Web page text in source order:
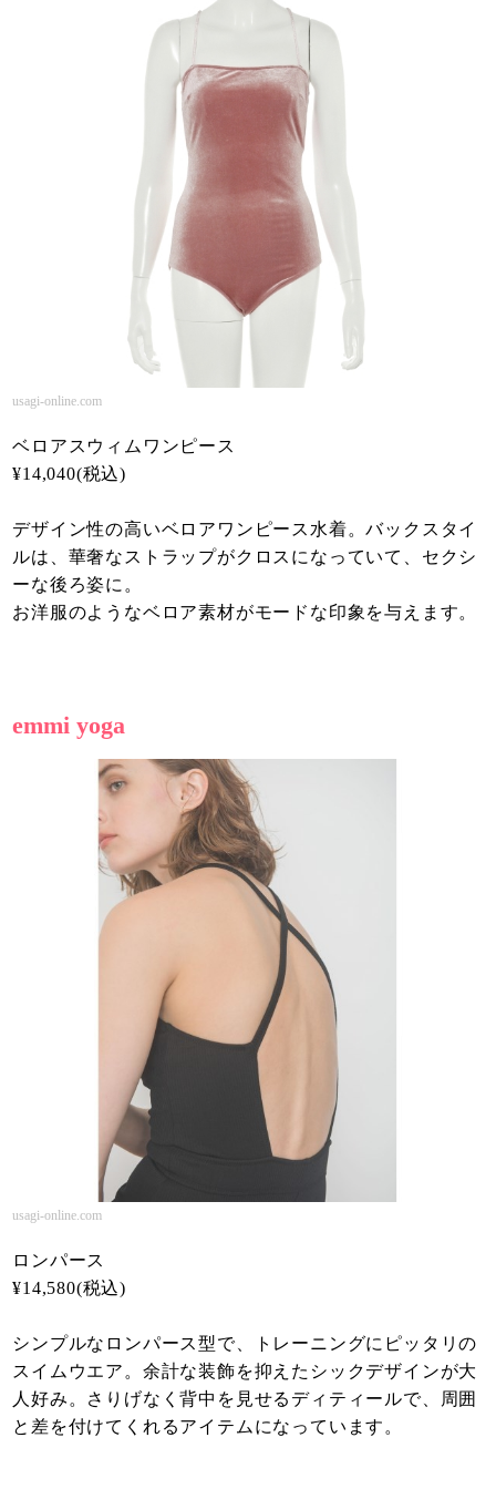
usagi-online.com
ベロアスウィムワンピース
¥14,040(税込)
デザイン性の高いベロアワンピース水着。バックスタイ
ルは、華奢なストラップがクロスになっていて、セクシ
ーな後ろ姿に。
お洋服のようなベロア素材がモードな印象を与えます。
emmi yoga
usagi-online.com
ロンパース
¥14,580(税込)
シンプルなロンパース型で、トレーニングにピッタリの
スイムウエア。余計な装飾を抑えたシックデザインが大
人好み。さりげなく背中を見せるディティールで、周囲
と差を付けてくれるアイテムになっています。